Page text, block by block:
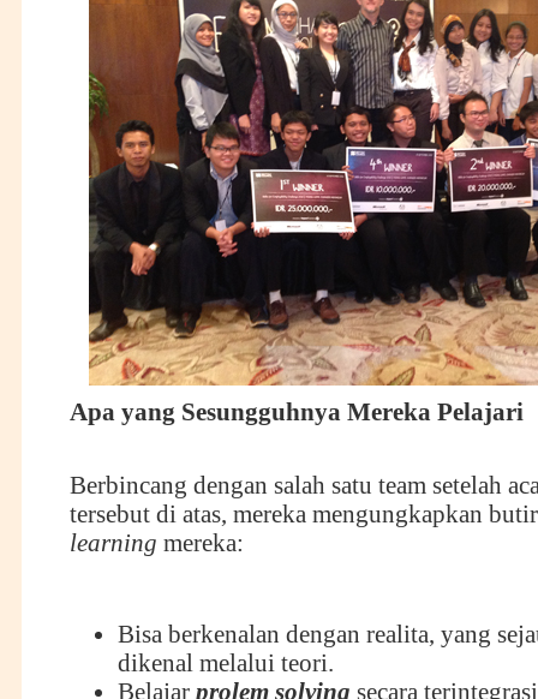
Apa yang Sesungguhnya Mereka Pelajari
Berbincang dengan salah satu team setelah
tersebut di atas, mereka mengungkapkan
learning mereka:
Bisa berkenalan dengan realita, yang
dikenal melalui teori.
Belajar prolem solving secara